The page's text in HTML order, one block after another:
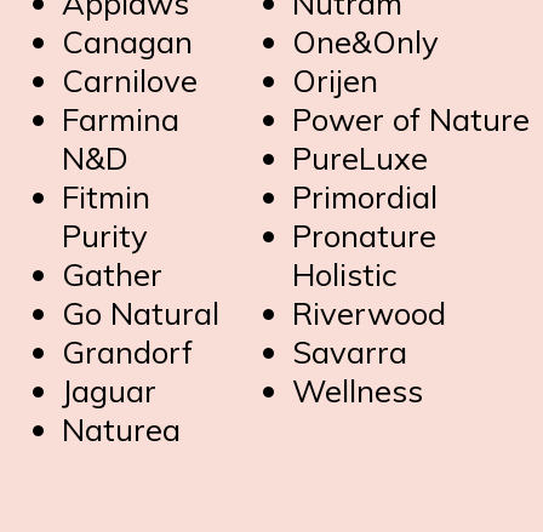
Canagan
Carnilove
Farmina
N&D
Fitmin
Purity
Gather
Go Natural
Grandorf
Jaguar
Naturea
One&Only
Orijen
Power of Nature
PureLuxe
Primordial
Pronature
Holistic
Riverwood
Savarra
Wellness